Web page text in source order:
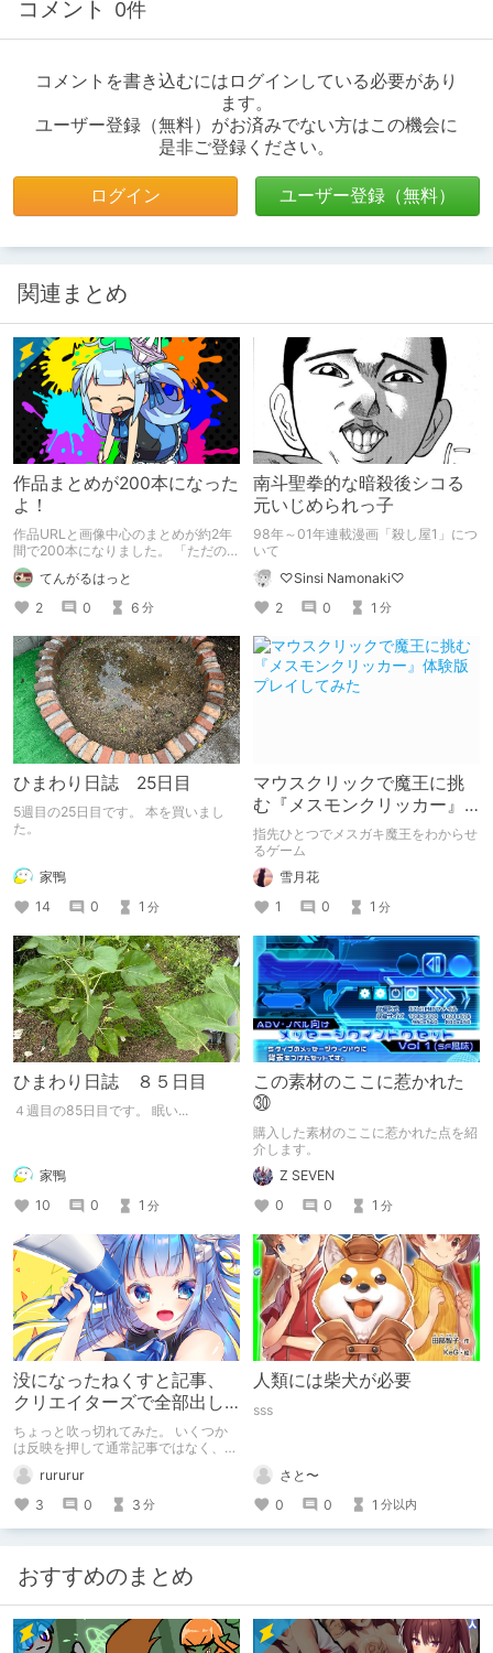
コメント 0件
コメントを書き込むにはログインしている必要があり
ます。
ユーザー登録（無料）がお済みでない方はこの機会に
是非ご登録ください。
ログイン ユーザー登録（無料）
関連まとめ
作品まとめが200本になった
よ！
作品URLと画像中心のまとめが約2年
間で200本になりました。 「ただの作
品まとめ」を作り続けてどのような結
果が得られたのか紹介します。
てんがるはっと
2
0 6 分
南斗聖拳的な暗殺後シコる
元いじめられっ子
98年～01年連載漫画「殺し屋1」につ
いて
♡Sinsi Namonaki♡
2
0 1 分
ひまわり日誌 25日目
5週目の25日目です。 本を買いまし
た。
家鴨
14
0 1 分
マウスクリックで魔王に挑
む『メスモンクリッカー』
体験版プレイしてみた
指先ひとつでメスガキ魔王をわからせ
るゲーム
雪月花
1
0 1 分
ひまわり日誌 ８５日目
４週目の85日目です。 眠い...
家鴨
10
0 1 分
この素材のここに惹かれた
㉚
購入した素材のここに惹かれた点を紹
介します。
Z SEVEN
0
0 1 分
没になったねくすと記事、
クリエイターズで全部出し
てみます。
ちょっと吹っ切れてみた。 いくつか
は反映を押して通常記事ではなく、ク
リエイター記事として出してみようか
なと。rururur
3
0 3 分
人類には柴犬が必要
sss
さと〜
0
0 1 分以内
おすすめのまとめ